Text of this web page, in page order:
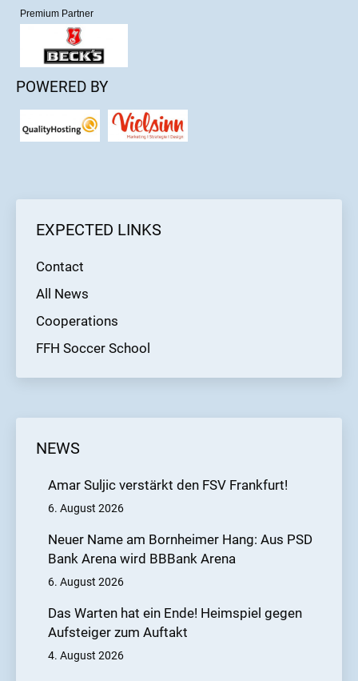
Premium Partner
POWERED BY
EXPECTED LINKS
Contact
All News
Cooperations
FFH Soccer School
NEWS
Amar Suljic verstärkt den FSV Frankfurt!
6. August 2026
Neuer Name am Bornheimer Hang: Aus PSD
Bank Arena wird BBBank Arena
6. August 2026
Das Warten hat ein Ende! Heimspiel gegen
Aufsteiger zum Auftakt
4. August 2026